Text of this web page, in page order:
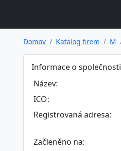
Domov Katalog firem M
Informace o společnosti
Název:
ICO:
Registrovaná adresa:
Začleněno na: